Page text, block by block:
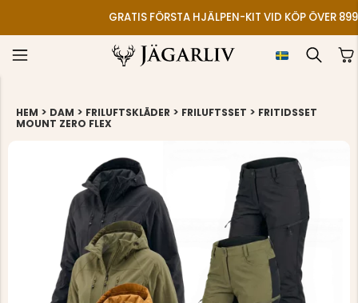
GRATIS FÖRSTA HJÄLPEN-KIT VID KÖP ÖVER
HEM > DAM > FRILUFTSKLÄDER > FRILUFTSSET > FRITIDSSET
MOUNT ZERO FLEX